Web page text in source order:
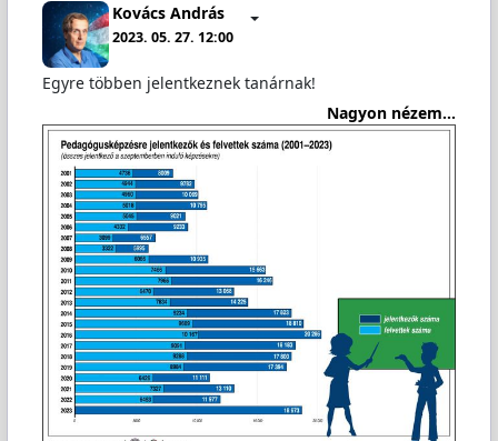
Kovács András
2023. 05. 27. 12:00
Egyre többen jelentkeznek tanárnak!
Nagyon nézem...